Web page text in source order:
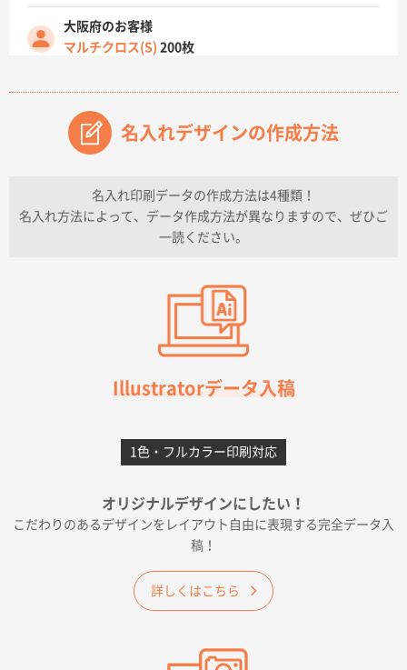
大阪府のお客様
マルチクロス(S) 200枚
原稿データ流用が可能で価格が妥当なこと
兵庫県のお客様
チケットホルダー ダブルポケット
上記のとおりです。
柳さんの対応が素晴らしかった。
フレキソレジ袋 Uバッグ 35号
5000枚
2026年06月28日 15:14
千葉県A社様
2026年06月19日 09:41
価格 大丈夫そうな会社に見えた
大阪府のお客様
A4フルカラークリアファイル1000枚
名入れデザインの作成方法
名入れ印刷データの作成方法は4種類！
名入れ方法によって、データ作成方法が異なりますので、ぜひご
一読ください。
Illustratorデータ入稿
1色・フルカラー印刷対応
オリジナルデザインにしたい！
こだわりのあるデザインをレイアウト自由に表現する完全データ入
稿！
詳しくはこちら